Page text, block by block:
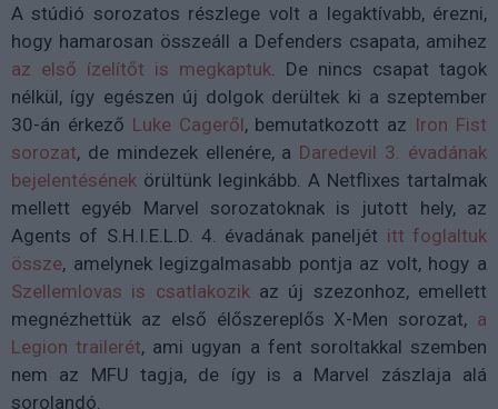
A stúdió sorozatos részlege volt a legaktívabb, érezni,
hogy hamarosan összeáll a Defenders csapata, amihez
az első ízelítőt is megkaptuk . De nincs csapat tagok
nélkül, így egészen új dolgok derültek ki a szeptember
30-án érkező Luke Cageről, bemutatkozott az Iron Fist
sorozat, de mindezek ellenére, a Daredevil 3. évadának
bejelentésének örültünk leginkább. A Netflixes tartalmak
mellett egyéb Marvel sorozatoknak is jutott hely, az
Agents of S.H.I.E.L.D. 4. évadának paneljét itt foglaltuk
össze, amelynek legizgalmasabb pontja az volt, hogy a
Szellemlovas is csatlakozikaz új szezonhoz, emellett
megnézhettük az első élőszereplős X-Men sorozat, a
Legion trailerét, ami ugyan a fent soroltakkal szemben
nem az MFU tagja, de így is a Marvel zászlaja alá
sorolandó.